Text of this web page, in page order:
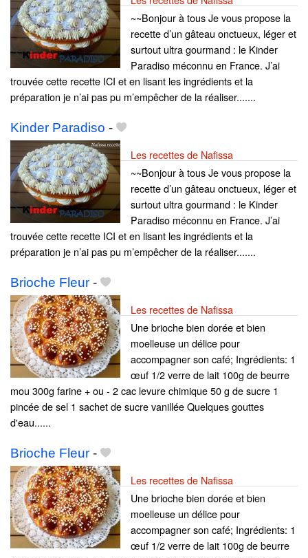
~~Bonjour à tous Je vous propose la
recette d’un gâteau onctueux, léger et
surtout ultra gourmand : le Kinder
Paradiso méconnu en France. J’ai
trouvée cette recette ICI et en lisant les ingrédients et la
préparation je n’ai pas pu m’empêcher de la réaliser.......
Kinder Paradiso -
Les recettes de Nafissa
~~Bonjour à tous Je vous propose la
recette d’un gâteau onctueux, léger et
surtout ultra gourmand : le Kinder
Paradiso méconnu en France. J’ai
trouvée cette recette ICI et en lisant les ingrédients et la
préparation je n’ai pas pu m’empêcher de la réaliser.......
Brioche Fleur -
Les recettes de Nafissa
Une brioche bien dorée et bien
moelleuse un délice pour
accompagner son café; Ingrédients: 1
œuf 1/2 verre de lait 100g de beurre
mou 300g farine + ou - 2 cac levure chimique 50 g de sucre 1
pincée de sel 1 sachet de sucre vanillée Quelques gouttes
d'eau......
Brioche Fleur -
Les recettes de Nafissa
Une brioche bien dorée et bien
moelleuse un délice pour
accompagner son café; Ingrédients: 1
œuf 1/2 verre de lait 100g de beurre